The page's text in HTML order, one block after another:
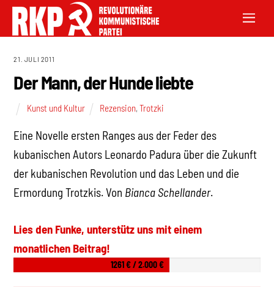
21. JULI 2011
Der Mann, der Hunde liebte
Kunst und Kultur Rezension,Trotzki
Eine Novelle ersten Ranges aus der Feder des
kubanischen Autors Leonardo Padura über die Zukunft
der kubanischen Revolution und das Leben und die
Ermordung Trotzkis. Von Bianca Schellander.
Lies den Funke, unterstütz uns mit einem
monatlichen Beitrag!
1261 € / 2.000 €